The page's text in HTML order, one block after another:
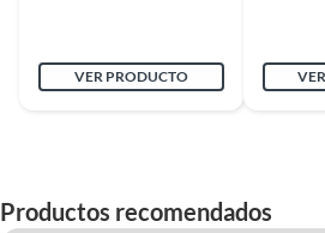
VER PRODUCTO
Productos recomendados